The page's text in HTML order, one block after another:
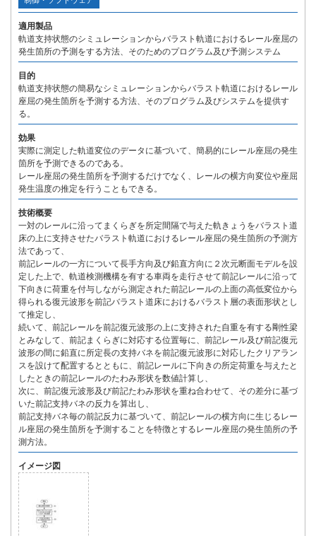
適用製品
軌道支持状態のシミュレーションからバラスト軌道におけるレール座屈の
発生箇所の予測をする方法、そのためのプログラム及び予測システム
目的
軌道支持状態の簡易なシミュレーションからバラスト軌道におけるレール
座屈の発生箇所を予測する方法、そのプログラム及びシステムを提供す
る。
効果
実際に測定した軌道変位のデータに基づいて、簡易的にレール座屈の発生
箇所を予測できるのである。
レール座屈の発生箇所を予測するだけでなく、レールの横方向変位や座屈
発生温度の推定を行うこともできる。
技術概要
一対のレールに沿ってまくらぎを所定間隔で与えた軌きょうをバラスト道
床の上に支持させたバラスト軌道におけるレール座屈の発生箇所の予測方
法であって、
前記レールの一方について長手方向及び鉛直方向に２次元断面モデルを設
定した上で、軌道検測機構を有する車両を走行させて前記レールに沿って
下向きに荷重を付与しながら測定された前記レールの上面の高低変位から
得られる復元波形を前記バラスト道床におけるバラスト層の表面形状とし
て推定し、
続いて、前記レールを前記復元波形の上に支持された自重を有する剛性梁
とみなして、前記まくらぎに対応する位置毎に、前記レール及び前記復元
波形の間に鉛直に所定長の支持バネを前記復元波形に対応したクリアラン
スを設けて配置するとともに、前記レールに下向きの所定荷重を与えたと
したときの前記レールのたわみ形状を数値計算し、
次に、前記復元波形及び前記たわみ形状を重ね合わせて、その差分に基づ
いた前記支持バネの反力を算出し、
前記支持バネ毎の前記反力に基づいて、前記レールの横方向に生じるレー
ル座屈の発生箇所を予測することを特徴とするレール座屈の発生箇所の予
測方法。
イメージ図